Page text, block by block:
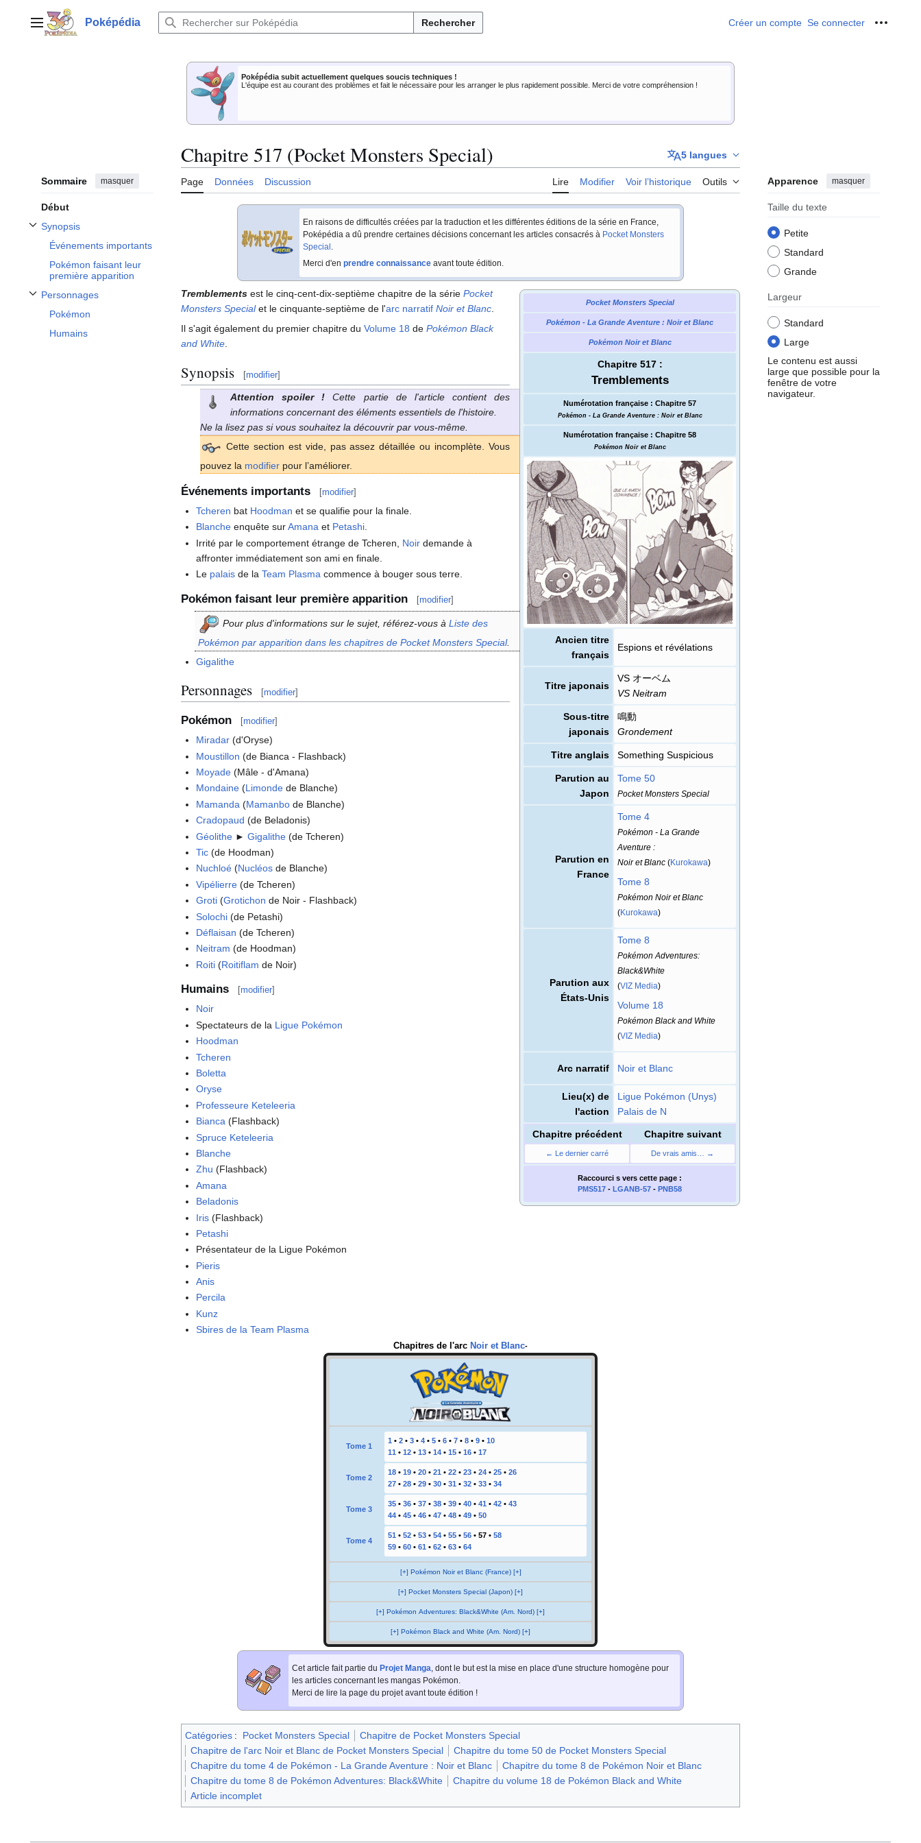
contenuMenu principalPoképédia Rechercher Créer un compte Se connecter Outils
Poképédia subit actuellement quelques soucis techniques !
L'équipe est au courant des problèmes et fait le nécessaire pour les arranger le plus rapidement possible. Merci de votre compréhension !
Sommaire masquer
Début
Synopsis
Afficher / masquer la sous-section Synopsis
Événements importants
Pokémon faisant leur
première apparition
Personnages
Afficher / masquer la sous-section Personnages
Pokémon
Humains
Chapitre 517 (Pocket Monsters Special) 5 langues
Page Données Discussion Lire Modifier Voir l’historique Outils Apparence masquer
Taille du texte
Petite
Standard
Grande
Largeur
Standard
Large
Le contenu est aussi
large que possible pour la
fenêtre de votre
navigateur.
En raisons de difficultés créées par la traduction et les différentes éditions de la série en France,
Poképédia a dû prendre certaines décisions concernant les articles consacrés à Pocket Monsters
Special .
Merci d'en prendre connaissanceavant toute édition.
Pocket Monsters Special
Pokémon - La Grande Aventure : Noir et Blanc
Pokémon Noir et Blanc
Chapitre 517 :
Tremblements
Numérotation française : Chapitre 57
Pokémon - La Grande Aventure : Noir et Blanc
Numérotation française : Chapitre 58
Pokémon Noir et Blanc
Ancien titre
français
Espions et révélations
Titre japonais
VS オーベム
VS Neitram
Sous-titre
japonais
鳴動
Grondement
Titre anglais Something Suspicious
Parution au
Japon
Tome 50
Pocket Monsters Special
Parution en
France
Tome 4
Pokémon - La Grande
Aventure :
Noir et Blanc (Kurokawa)
Tome 8
Pokémon Noir et Blanc
(Kurokawa)
Parution aux
États-Unis
Tome 8
Pokémon Adventures:
Black&White
(VIZ Media)
Volume 18
Pokémon Black and White
(VIZ Media)
Arc narratif Noir et Blanc
Lieu(x) de
l'action
Ligue Pokémon (Unys)
Palais de N
Chapitre précédent Chapitre suivant
← Le dernier carré De vrais amis… →
Raccourci s vers cette page :
PMS517 - LGANB-57 - PNB58
Tremblements est le cinq-cent-dix-septième chapitre de la série Pocket
Monsters Specialet le cinquante-septième de l'arc narratif Noir et Blanc
Il s'agit également du premier chapitre du Volume 18 de Pokémon Black
and White
Synopsis [modifier]
Attention spoiler ! Cette partie de l'article contient des
informations concernant des éléments essentiels de l'histoire.
Ne la lisez pas si vous souhaitez la découvrir par vous-même.
Cette section est vide, pas assez détaillée ou incomplète. Vous
pouvez la modifier pour l’améliorer.
Événements importants [modifier]
Tcheren bat Hoodman et se qualifie pour la finale.
Blanche enquête surAmana et Petashi.
Irrité par le comportement étrange de Tcheren, Noir demande à
affronter immédiatement son ami en finale.
Le palais de laTeam Plasma commence à bouger sous terre.
Pokémon faisant leur première apparition [modifier]
Pour plus d'informations sur le sujet, référez-vous à Liste des
Pokémon par apparition dans les chapitres de Pocket Monsters Special.
Gigalithe
Personnages [modifier]
Pokémon [modifier]
Miradar (d'Oryse)
Moustillon (de Bianca - Flashback)
Moyade (Mâle - d'Amana)
Mondaine (Limonde de Blanche)
Mamanda (Mamanbo de Blanche)
Cradopaud (de Beladonis)
Géolithe ►Gigalithe (de Tcheren)
Tic (de Hoodman)
Nuchloé (Nucléos de Blanche)
Vipélierre (de Tcheren)
Groti (Grotichon de Noir - Flashback)
Solochi (de Petashi)
Déflaisan (de Tcheren)
Neitram (de Hoodman)
Roiti (Roitiflam de Noir)
Humains [modifier]
Noir
Spectateurs de la Ligue Pokémon
Hoodman
Tcheren
Boletta
Oryse
Professeure Keteleeria
Bianca (Flashback)
Spruce Keteleeria
Blanche
Zhu (Flashback)
Amana
Beladonis
Iris (Flashback)
Petashi
Présentateur de la Ligue Pokémon
Pieris
Anis
Percila
Kunz
Sbires de la Team Plasma
Chapitres de l'arc Noir et Blanc-
Tome 1
1 • 2 • 3 • 4 • 5 • 6 • 7 • 8 • 9 • 10
11 • 12 • 13 • 14 • 15 • 16 • 17
Tome 2
18 • 19 • 20 • 21 • 22 • 23 • 24 • 25 • 26
27 • 28 • 29 • 30 • 31 • 32 • 33 • 34
Tome 3
35 • 36 • 37 • 38 • 39 • 40 • 41 • 42 • 43
44 • 45 • 46 • 47 • 48 • 49 • 50
Tome 4
51 • 52 • 53 • 54 • 55 • 56 • 57 • 58
59 • 60 • 61 • 62 • 63 • 64
[+] Pokémon Noir et Blanc (France) [+]
[+] Pocket Monsters Special (Japon) [+]
[+] Pokémon Adventures: Black&White (Am. Nord) [+]
[+] Pokémon Black and White (Am. Nord) [+]
Cet article fait partie du Projet Manga , dont le but est la mise en place d'une structure homogène pour
les articles concernant les mangas Pokémon.
Merci de lire la page du projet avant toute édition !
Catégories : Pocket Monsters Special
Chapitre de Pocket Monsters Special
Chapitre de l'arc Noir et Blanc de Pocket Monsters Special
Chapitre du tome 50 de Pocket Monsters Special
Chapitre du tome 4 de Pokémon - La Grande Aventure : Noir et Blanc
Chapitre du tome 8 de Pokémon Noir et Blanc
Chapitre du tome 8 de Pokémon Adventures: Black&White
Chapitre du volume 18 de Pokémon Black and White
Article incomplet